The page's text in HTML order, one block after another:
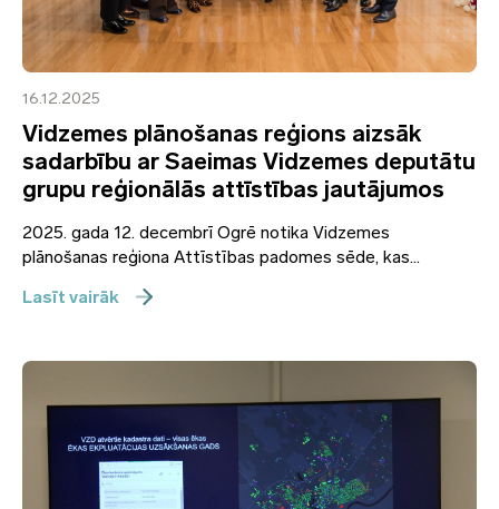
16.12.2025
Vidzemes plānošanas reģions aizsāk
sadarbību ar Saeimas Vidzemes deputātu
grupu reģionālās attīstības jautājumos
2025. gada 12. decembrī Ogrē notika Vidzemes
plānošanas reģiona Attīstības padomes sēde, kas...
Lasīt vairāk